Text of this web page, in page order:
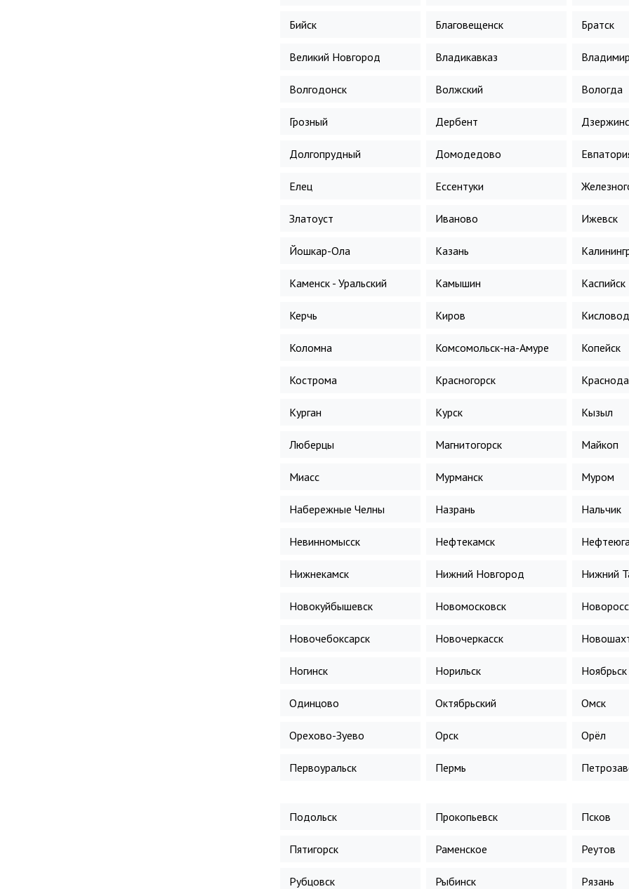
Бийск Благовещенск Братск
Великий Новгород Владикавказ Владимир
Волгодонск Волжский Вологда
Грозный Дербент
Долгопрудный Домодедово
Елец Ессентуки
Златоуст Иваново Ижевск
Йошкар-Ола Казань
Каменск - Уральский Камышин Каспийск
Керчь Киров
Коломна Комсомольск-на-Амуре Копейск
Кострома Красногорск
Курган Курск Кызыл
Люберцы Магнитогорск Майкоп
Миасс Мурманск Муром
Набережные Челны Назрань Нальчик
Невинномысск Нефтекамск
Нижнекамск Нижний Новгород Нижний
Новокуйбышевск Новомосковск
Новочебоксарск Новочеркасск
Ногинск Норильск Ноябрьск
Одинцово Октябрьский Омск
Орехово-Зуево Орск Орёл
Первоуральск Пермь
Подольск Прокопьевск Псков
Пятигорск Раменское Реутов
Рубцовск Рыбинск Рязань